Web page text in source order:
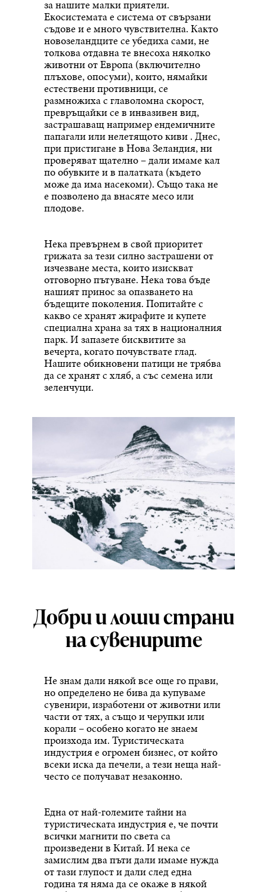
за нашите малки приятели.
Екосистемата е система от свързани
съдове и е много чувствителна. Както
новозеландците се убедиха сами, не
толкова отдавна те внесоха няколко
животни от Европа (включително
плъхове, опосуми), които, нямайки
естествени противници, се
размножиха с главоломна скорост,
превръщайки се в инвазивен вид,
застрашаващ например ендемичните
папагали или нелетящото киви . Днес,
при пристигане в Нова Зеландия, ни
проверяват щателно – дали имаме кал
по обувките и в палатката (където
може да има насекоми). Също така не
е позволено да внасяте месо или
плодове.
Нека превърнем в свой приоритет
грижата за тези силно застрашени от
изчезване места, които изискват
отговорно пътуване. Нека това бъде
нашият принос за опазването на
бъдещите поколения. Попитайте с
какво се хранят жирафите и купете
специална храна за тях в националния
парк. И запазете бисквитите за
вечерта, когато почувствате глад.
Нашите обикновени патици не трябва
да се хранят с хляб, а със семена или
зеленчуци.
Добри и лоши страни
на сувенирите
Не знам дали някой все още го прави,
но определено не бива да купуваме
сувенири, изработени от животни или
части от тях, а също и черупки или
корали – особено когато не знаем
произхода им. Туристическата
индустрия е огромен бизнес, от който
всеки иска да печели, а тези неща най-
често се получават незаконно.
Една от най-големите тайни на
туристическата индустрия е, че почти
всички магнити по света са
произведени в Китай. И нека се
замислим два пъти дали имаме нужда
от тази глупост и дали след една
година тя няма да се окаже в някой